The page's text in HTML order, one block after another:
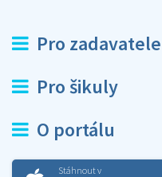
Pro zadavatele
Pro šikuly
O portálu
Stáhnout v